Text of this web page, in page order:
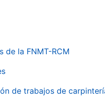
de la FNMT-RCM
de trabajos de